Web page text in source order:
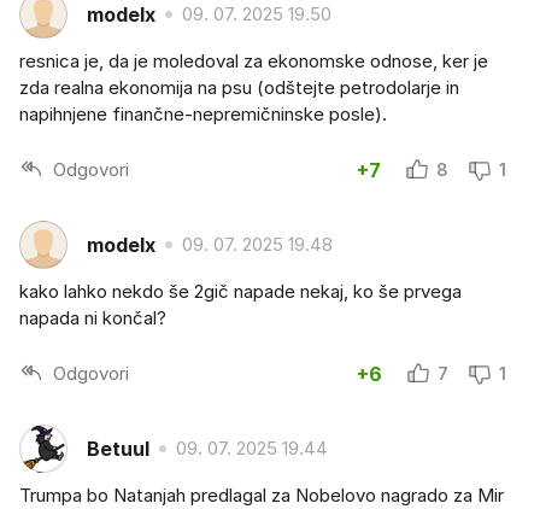
modelx 09. 07. 2025 19.50
resnica je, da je moledoval za ekonomske odnose, ker je
zda realna ekonomija na psu (odštejte petrodolarje in
napihnjene finančne-nepremičninske posle).
Odgovori +7 8 1
modelx 09. 07. 2025 19.48
kako lahko nekdo še 2gič napade nekaj, ko še prvega
napada ni končal?
Odgovori +6 7 1
Betuul 09. 07. 2025 19.44
Trumpa bo Natanjah predlagal za Nobelovo nagrado za Mir